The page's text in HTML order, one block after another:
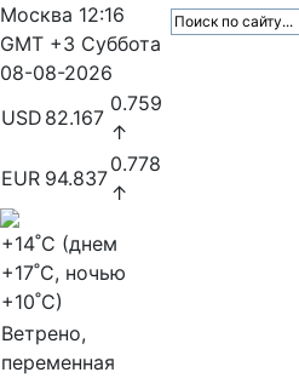
Москва 12:16
GMT +3 Суббота
08-08-2026
USD 82.167
0.759
↑
EUR 94.837
0.778
↑
+14˚C (днем
+17˚C, ночью
+10˚C)
Ветрено,
переменная